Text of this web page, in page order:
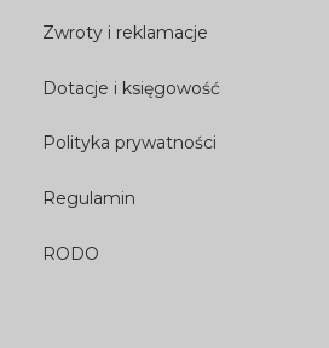
Zwroty i reklamacje
Dotacje i księgowość
Polityka prywatności
Regulamin
RODO